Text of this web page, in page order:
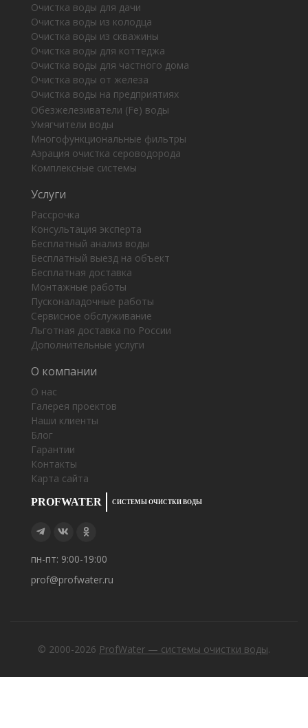
Очистка воды для дачи
Очистка воды из колодца
Очистка воды из скважины
Очистка воды для коттеджа
Очистка воды для частного дома
Очистка воды от железа
Очистка воды на предприятиях
Обезжелезиватели (Fe) воды
Умягчители воды
Многофункциональные фильтры
Аэрация очистка сероводорода
Комплексные системы
Услуги
Рассрочка
Консультация эксперта
Бесплатный анализ воды
Бесплатный выезд на объект
Бесплатная доставка
Монтажные работы
Пусконаладочные работы
Сервисное обслуживание
Льготная доставка по России
Дополнительные услуги
О компании
О нас
Галерея проектов
Наши клиенты
Блог
Гарантии
Контакты
Карта сайта
PROFWATER СИСТЕМЫ ОЧИСТКИ ВОДЫ
пн-пт: 9:00-19:00
prof@profwater.ru
© 2000-2026 ProfWater — системы очистки воды.